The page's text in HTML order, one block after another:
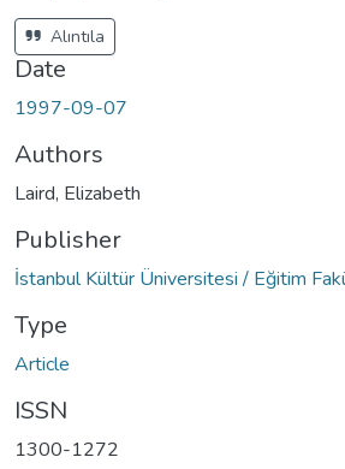
Alıntıla
Date
1997-09-07
Authors
Laird, Elizabeth
Publisher
İstanbul Kültür Üniversitesi / Eğitim
Type
Article
ISSN
1300-1272